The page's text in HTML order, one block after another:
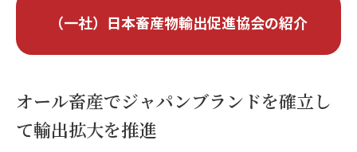
（一社）日本畜産物輸出促進協会の紹介
オール畜産でジャパンブランドを確立し
て輸出拡大を推進